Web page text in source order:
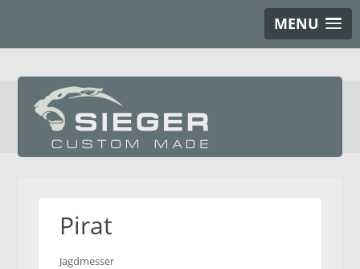
MENU
Pirat
Jagdmesser